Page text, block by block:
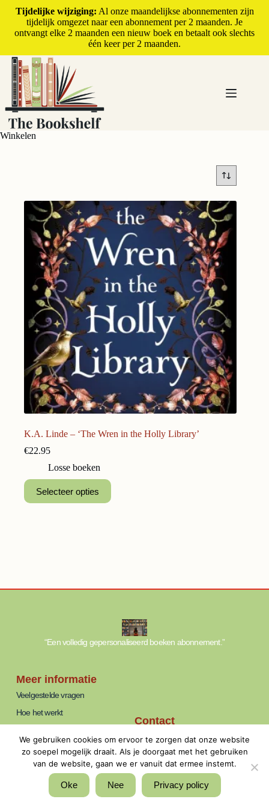
Tijdelijke wijziging: Al onze maandelijkse abonnementen zijn
tijdelijk omgezet naar een abonnement per 2 maanden. Je
ontvangt elke 2 maanden een nieuw boek en betaalt ook slechts
één keer per 2 maanden.
Winkelen
K.A. Linde – ‘The Wren in the Holly Library’
€22.95
Losse boeken
Selecteer opties
“Een volledig gepersonaliseerd boeken abonnement.”
Meer informatie
Veelgestelde vragen
Hoe het werkt
Algemene voorwaarden
Privacyverklaring
Contact
info@thebookshelf.nl
Bereikbaar: ma t/m vrij van 09:00 -
17:00 uur.
We gebruiken cookies om ervoor te zorgen dat onze website
zo soepel mogelijk draait. Als je doorgaat met het gebruiken
van de website, gaan we er vanuit dat ermee instemt.
Oke Nee Privacy policy